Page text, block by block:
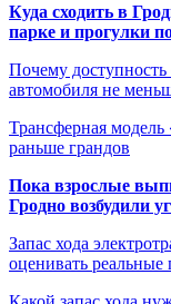
Куда сходить в
парке и прогулки
Почему
автомобиля не
Трансферная модель
раньше грандов
Пока взрослые
Гродно возбудили
Запас хода
оценивать реальные